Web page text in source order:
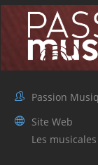
Passion
Site Web
Les